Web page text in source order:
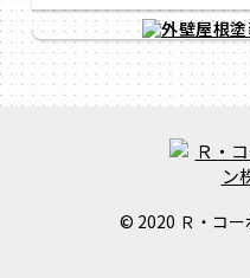
© 2020 Ｒ・コー